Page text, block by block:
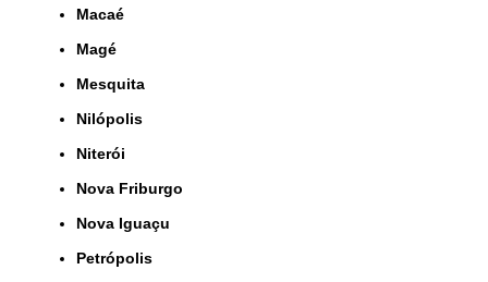
Macaé
Magé
Mesquita
Nilópolis
Niterói
Nova Friburgo
Nova Iguaçu
Petrópolis